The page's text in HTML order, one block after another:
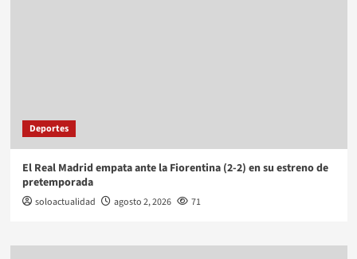
Deportes
El Real Madrid empata ante la Fiorentina (2-2) en su estreno de
pretemporada
soloactualidad agosto 2, 2026 71